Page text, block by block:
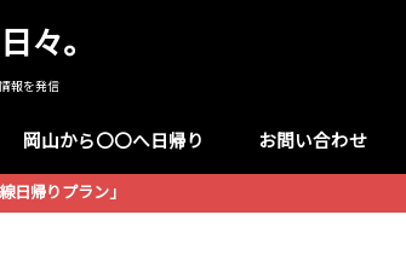
々。
報を発信
岡山から〇〇へ日帰り お問い合わせ
日帰りプラン」